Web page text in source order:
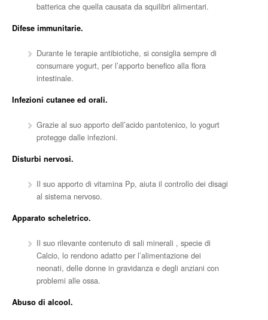
batterica che quella causata da squilibri alimentari.
Difese immunitarie.
Durante le terapie antibiotiche, si consiglia sempre di
consumare yogurt, per l’apporto benefico alla flora
intestinale.
Infezioni cutanee ed orali.
Grazie al suo apporto dell’acido pantotenico, lo yogurt
protegge dalle infezioni.
Disturbi nervosi.
Il suo apporto di vitamina Pp, aiuta il controllo dei disagi
al sistema nervoso.
Apparato scheletrico.
Il suo rilevante contenuto di sali minerali , specie di
Calcio, lo rendono adatto per l’alimentazione dei
neonati, delle donne in gravidanza e degli anziani con
problemi alle ossa.
Abuso di alcool.